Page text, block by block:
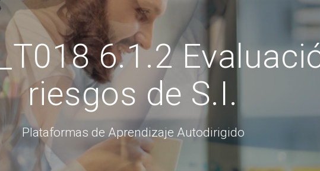
6.1.2
riesgos de S.I.
Plataformas de Aprendizaje Autodirigido